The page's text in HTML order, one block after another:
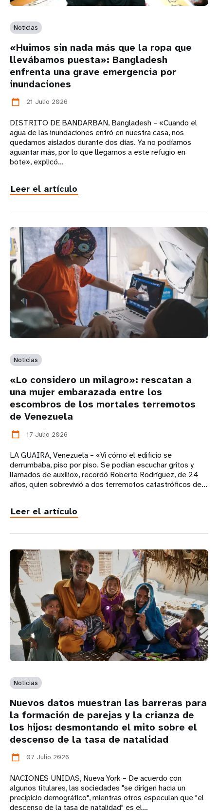
Noticias
«Huimos sin nada más que la ropa que
llevábamos puesta»: Bangladesh
enfrenta una grave emergencia por
inundaciones
calendar_today 21 Julio 2026
DISTRITO DE BANDARBAN, Bangladesh – «Cuando el
agua de las inundaciones entró en nuestra casa, nos
quedamos aislados durante dos días. Ya no podíamos
aguantar más, por lo que llegamos a este refugio en
bote», explicó...
Leer el artículo
Noticias
«Lo considero un milagro»: rescatan a
una mujer embarazada entre los
escombros de los mortales terremotos
de Venezuela
calendar_today 17 Julio 2026
LA GUAIRA, Venezuela – «Vi cómo el edificio se
derrumbaba, piso por piso. Se podían escuchar gritos y
llamados de auxilio», recordó Roberto Rodríguez, de 24
años, quien sobrevivió a dos terremotos catastróficos de...
Leer el artículo
Noticias
Nuevos datos muestran las barreras para
la formación de parejas y la crianza de
los hijos: desmontando el mito sobre el
descenso de la tasa de natalidad
calendar_today 07 Julio 2026
NACIONES UNIDAS, Nueva York – De acuerdo con
algunos titulares, las sociedades "se dirigen hacia un
precipicio demográfico", mientras otros especulan que "el
descenso de la tasa de natalidad" es el...